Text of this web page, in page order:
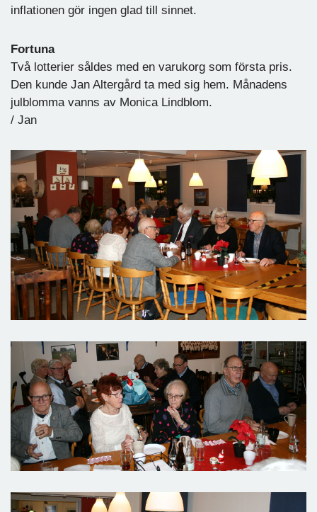
inflationen gör ingen glad till sinnet.
Fortuna
Två lotterier såldes med en varukorg som första pris.
Den kunde Jan Altergård ta med sig hem. Månadens
julblomma vanns av Monica Lindblom.
/ Jan